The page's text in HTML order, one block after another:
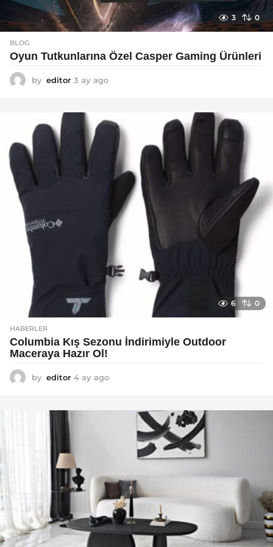
3 0
BLOG
Oyun Tutkunlarına Özel Casper Gaming Ürünleri
by editor 3 ay ago
g
6 0
HABERLER
Columbia Kış Sezonu İndirimiyle Outdoor
Maceraya Hazır Ol!
by editor 4 ay ago
a